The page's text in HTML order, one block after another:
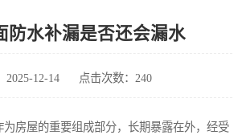
防水补漏是否还会漏水
2025-12-14 点击次数：240
房屋的重要组成部分，长期暴露在外，经受